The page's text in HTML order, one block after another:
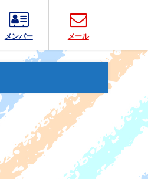
メンバー メール